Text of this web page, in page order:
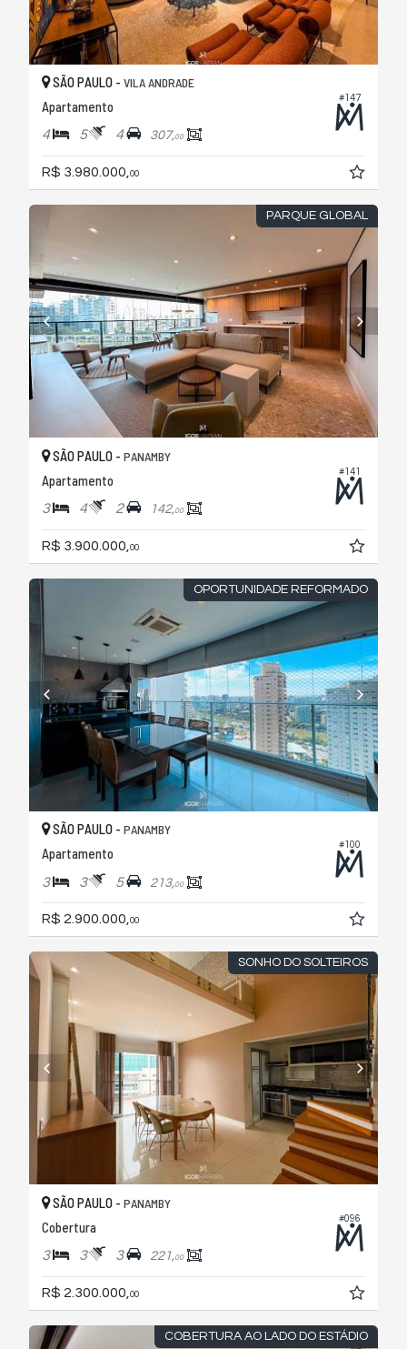
#147
SÃO PAULO - VILA ANDRADE
Apartamento
4 5 4 307,00
R$ 3.980.000,00
PARQUE GLOBAL
#141
SÃO PAULO - PANAMBY
Apartamento
3 4 2 142,00
R$ 3.900.000, 00
OPORTUNIDADE REFORMADO
#100
SÃO PAULO - PANAMBY
Apartamento
3 3 5 213,00
R$ 2.900.000,00
SONHO DO SOLTEIROS
#096
SÃO PAULO - PANAMBY
Cobertura
3 3 3 221,00
R$ 2.300.000, 00
COBERTURA AO LADO DO ESTÁDIO